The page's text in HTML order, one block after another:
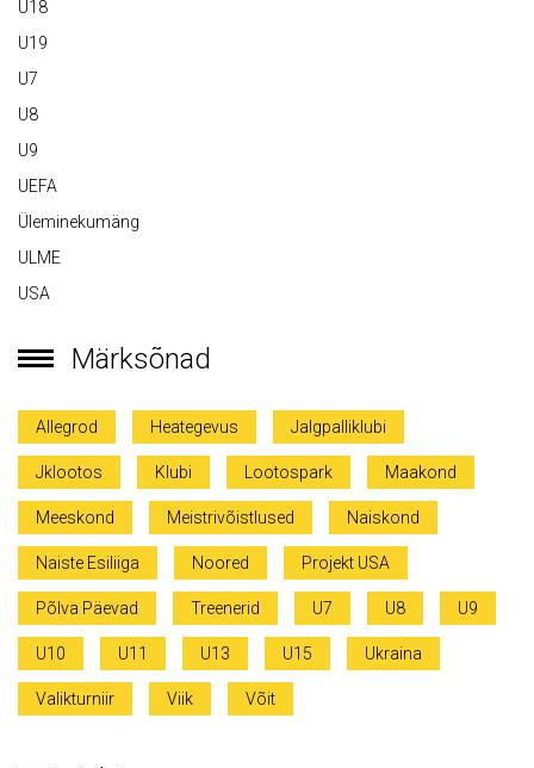
U18
U19
U7
U8
U9
UEFA
Üleminekumäng
ULME
USA
Märksõnad
Allegrod Heategevus Jalgpalliklubi
Jklootos Klubi Lootospark Maakond
Meeskond Meistrivõistlused Naiskond
Naiste Esiliiga Noored Projekt USA
Põlva Päevad Treenerid U7 U8 U9
U10 U11 U13 U15 Ukraina
Valikturniir Viik Võit